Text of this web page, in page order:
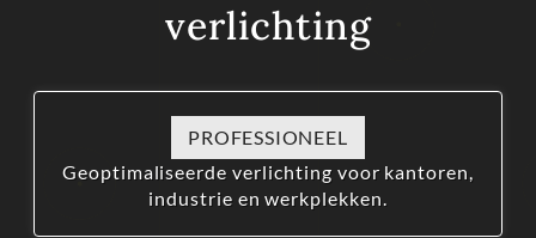
verlichting
PROFESSIONEEL
Geoptimaliseerde verlichting voor kantoren,
industrie en werkplekken.